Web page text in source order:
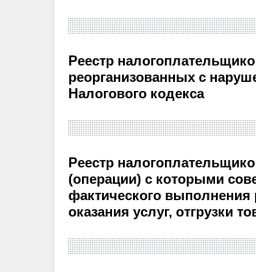
Реестр
реорганизованных с
Налогового кодекса
Реестр
(операции) с которыми
фактического выполнения
оказания услуг, отгрузки